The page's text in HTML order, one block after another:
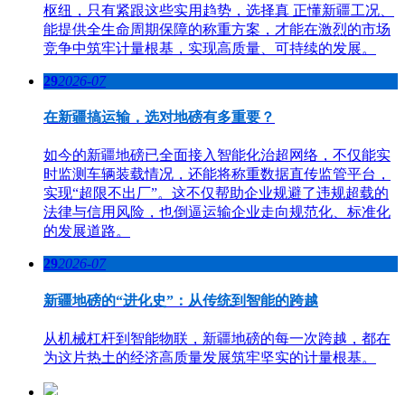
枢纽，只有紧跟这些实用趋势，选择真 正懂新疆工况、
能提供全生命周期保障的称重方案，才能在激烈的市场
竞争中筑牢计量根基，实现高质量、可持续的发展。
292026-07
在新疆搞运输，选对地磅有多重要？
如今的新疆地磅已全面接入智能化治超网络，不仅能实
时监测车辆装载情况，还能将称重数据直传监管平台，
实现“超限不出厂”。这不仅帮助企业规避了违规超载的
法律与信用风险，也倒逼运输企业走向规范化、标准化
的发展道路。
292026-07
新疆地磅的“进化史”：从传统到智能的跨越
从机械杠杆到智能物联，新疆地磅的每一次跨越，都在
为这片热土的经济高质量发展筑牢坚实的计量根基。